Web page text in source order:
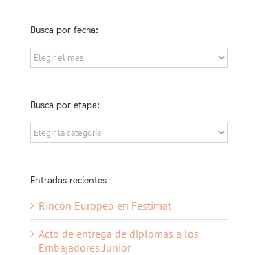
Busca por fecha:
Busca
por
Busca por etapa:
Busca
por
Entradas recientes
Rincón Europeo en Festimat
Acto de entrega de diplomas a los
Embajadores Junior